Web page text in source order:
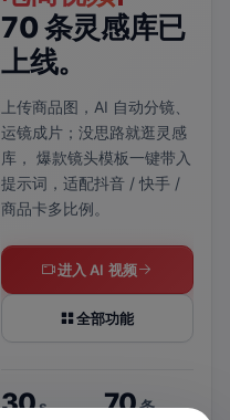
70 条灵感库已
上线。
上传商品图，AI 自动分镜、
运镜成片；没思路就逛灵感
库， 爆款镜头模板一键带入
提示词，适配抖音 / 快手 /
商品卡多比例。
进入 AI 视频
全部功能
30s 70条